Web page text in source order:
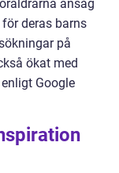
ansåg
deras barns
på
ökat med
Google